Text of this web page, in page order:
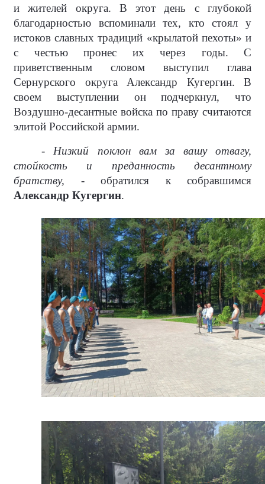
и жителей округа. В этот день с глубокой
благодарностью вспоминали тех, кто стоял у
истоков славных традиций «крылатой пехоты» и
с честью пронес их через годы. С
приветственным словом выступил глава
Сернурского округа Александр Кугергин. В
своем выступлении он подчеркнул, что
Воздушно-десантные войска по праву считаются
элитой Российской армии.
- Низкий поклон вам за вашу отвагу,
стойкость и преданность десантному
братству, -обратился к собравшимся
Александр Кугергин.